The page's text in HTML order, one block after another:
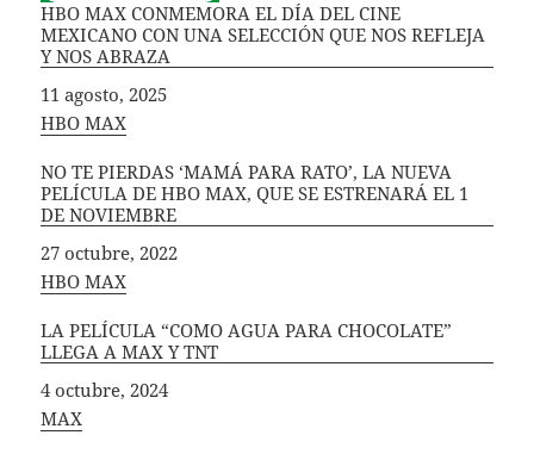
HBO MAX CONMEMORA EL DÍA DEL CINE
MEXICANO CON UNA SELECCIÓN QUE NOS REFLEJA
Y NOS ABRAZA
Fecha
11 agosto, 2025
In relation to
HBO MAX
NO TE PIERDAS ‘MAMÁ PARA RATO’, LA NUEVA
PELÍCULA DE HBO MAX, QUE SE ESTRENARÁ EL 1
DE NOVIEMBRE
Fecha
27 octubre, 2022
In relation to
HBO MAX
LA PELÍCULA “COMO AGUA PARA CHOCOLATE”
LLEGA A MAX Y TNT
Fecha
4 octubre, 2024
In relation to
MAX